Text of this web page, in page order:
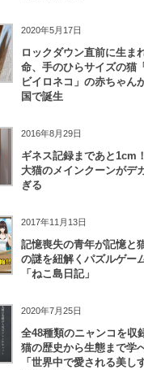
2020年5月17日
ロックダウン直前に生ま
命、手のひらサイズの猫
ビイロネコ」の赤ちゃん
国で誕生
2016年8月29日
ギネス記録まであと1cm
大猫のメインクーンがデ
ぎる
2017年11月13日
記憶喪失の青年が記憶と
の謎を紐解くパズルゲー
「ねこ島日記」
2020年7月25日
全48種類のニャンコを収
猫の歴史から生態まで学
「世界中で愛される美し